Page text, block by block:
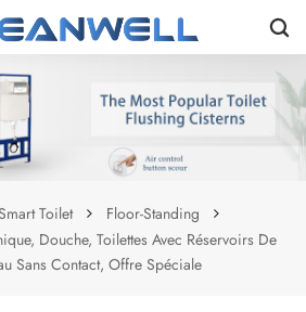
Toilet
Floor-Standing
Douche, Toilettes Avec Réservoirs De
Sans Contact, Offre Spéciale